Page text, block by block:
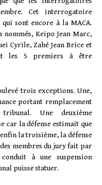
Cet interrogatoire
sont encore à la MACA.
Keipo Jean Marc,
Cyrile, Zahé Jean Brice et
les 5 premiers à être
trois exceptions. Une,
portant remplacement
Une deuxième
car la défense estimait que
la troisième, la défense
membres du jury fait par
à une suspension
puisse statuer.